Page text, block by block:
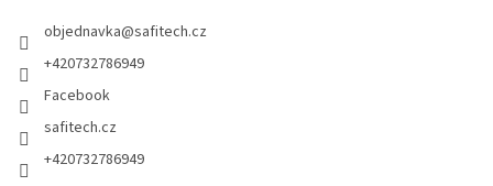
objednavka@safitech.cz
+420732786949
Facebook
safitech.cz
+420732786949